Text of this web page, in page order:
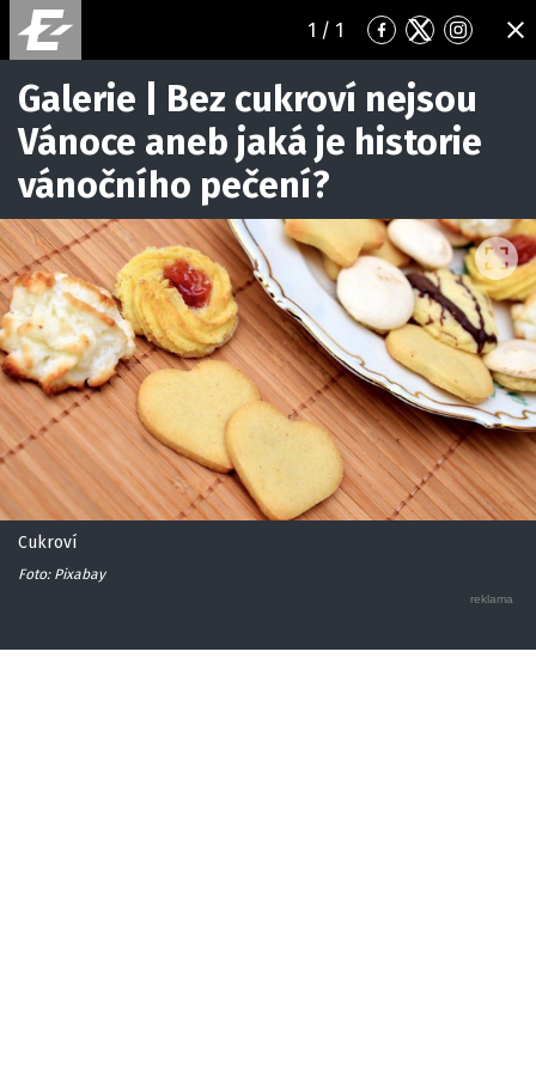
1 / 1
Přejít
na
Facebook
Přejít
na
Twitter
Přejít
na
Galerie | Bez cukroví nejsou
Vánoce aneb jaká je historie
vánočního pečení?
Cukroví
Foto: Pixabay